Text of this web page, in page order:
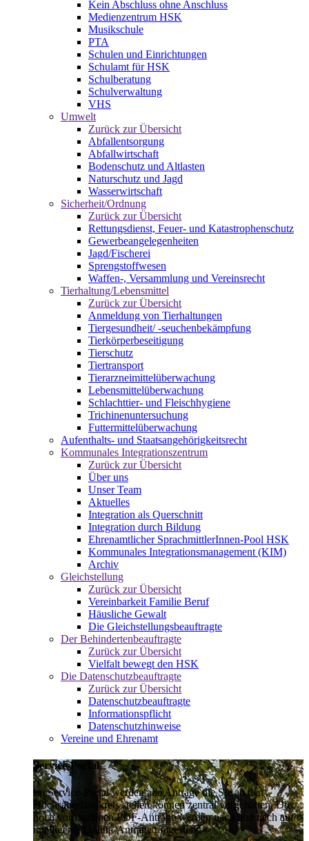
Kein Abschluss ohne Anschluss
Medienzentrum HSK
Musikschule
PTA
Schulen und Einrichtungen
Schulamt für HSK
Schulberatung
Schulverwaltung
VHS
Umwelt
Zurück zur Übersicht
Abfallentsorgung
Abfallwirtschaft
Bodenschutz und Altlasten
Naturschutz und Jagd
Wasserwirtschaft
Sicherheit/Ordnung
Zurück zur Übersicht
Rettungsdienst, Feuer- und Katastrophenschutz
Gewerbeangelegenheiten
Jagd/Fischerei
Sprengstoffwesen
Waffen-, Versammlung und Vereinsrecht
Tierhaltung/Lebensmittel
Zurück zur Übersicht
Anmeldung von Tierhaltungen
Tiergesundheit/ -seuchenbekämpfung
Tierkörperbeseitigung
Tierschutz
Tiertransport
Tierarzneimittelüberwachung
Lebensmittelüberwachung
Schlachttier- und Fleischhygiene
Trichinenuntersuchung
Futtermittelüberwachung
Aufenthalts- und Staatsangehörigkeitsrecht
Kommunales Integrationszentrum
Zurück zur Übersicht
Über uns
Unser Team
Aktuelles
Integration als Querschnitt
Integration durch Bildung
Ehrenamtlicher SprachmittlerInnen-Pool HSK
Kommunales Integrationsmanagement (KIM)
Archiv
Gleichstellung
Zurück zur Übersicht
Vereinbarkeit Familie Beruf
Häusliche Gewalt
Die Gleichstellungsbeauftragte
Der Behindertenbeauftragte
Zurück zur Übersicht
Vielfalt bewegt den HSK
Die Datenschutzbeauftragte
Zurück zur Übersicht
Datenschutzbeauftragte
Informationspflicht
Datenschutzhinweise
Vereine und Ehrenamt
Service-Portal
Im Service-Portal werden alle Anträge die Sie an den
Hochsauerlandkreis stellen können zentral vorgehalten. Die
noch vorhandenen PDF-Anträge werden nach und nach auf
intelligente Online-Anträge umgestellt.